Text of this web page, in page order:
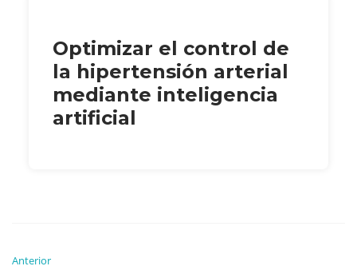
Optimizar el control de
la hipertensión arterial
mediante inteligencia
artificial
Anterior